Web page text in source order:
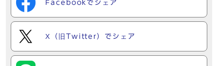
Facebookでシェア
X（旧Twitter）でシェア